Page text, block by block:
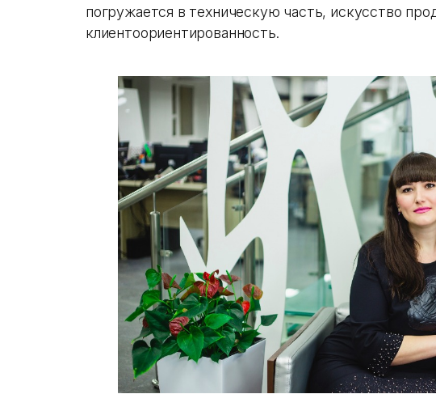
погружается в техническую часть, искусство
клиентоориентированность.